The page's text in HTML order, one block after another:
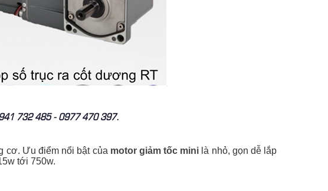
0941 732 485 - 0977 470 397.
cơ. Ưu điểm nổi bật của motor giảm tốc mini là nhỏ, gọn dễ lắp
tới 750w.